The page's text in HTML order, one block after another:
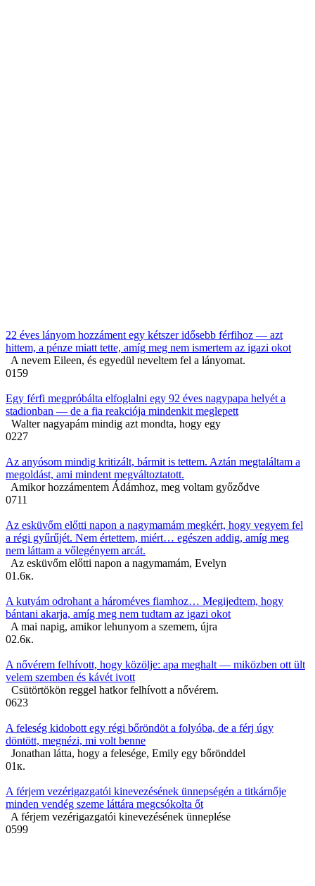
22 éves lányom hozzáment egy kétszer idősebb férfihoz — azt
hittem, a pénze miatt tette, amíg meg nem ismertem az igazi okot
A nevem Eileen, és egyedül neveltem fel a lányomat.
0159
Egy férfi megpróbálta elfoglalni egy 92 éves nagypapa helyét a
stadionban — de a fia reakciója mindenkit meglepett
Walter nagyapám mindig azt mondta, hogy egy
0227
Az anyósom mindig kritizált, bármit is tettem. Aztán megtaláltam a
megoldást, ami mindent megváltoztatott.
Amikor hozzámentem Ádámhoz, meg voltam győződve
0711
Az esküvőm előtti napon a nagymamám megkért, hogy vegyem fel
a régi gyűrűjét. Nem értettem, miért… egészen addig, amíg meg
nem láttam a vőlegényem arcát.
Az esküvőm előtti napon a nagymamám, Evelyn
01.6к.
A kutyám odrohant a hároméves fiamhoz… Megijedtem, hogy
bántani akarja, amíg meg nem tudtam az igazi okot
A mai napig, amikor lehunyom a szemem, újra
02.6к.
A nővérem felhívott, hogy közölje: apa meghalt — miközben ott ült
velem szemben és kávét ivott
Csütörtökön reggel hatkor felhívott a nővérem.
0623
A feleség kidobott egy régi bőröndöt a folyóba, de a férj úgy
döntött, megnézi, mi volt benne
Jonathan látta, hogy a felesége, Emily egy bőrönddel
01к.
A férjem vezérigazgatói kinevezésének ünnepségén a titkárnője
minden vendég szeme láttára megcsókolta őt
A férjem vezérigazgatói kinevezésének ünneplése
0599